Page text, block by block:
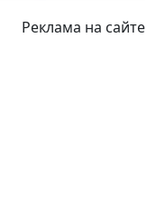
Реклама на сайте